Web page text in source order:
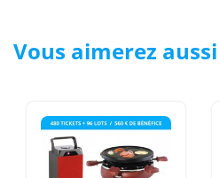
Vous aimerez aussi